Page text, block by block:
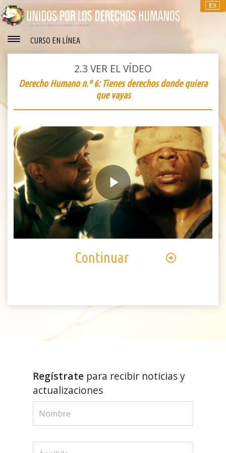
ES
CURSO EN LÍNEA
2.3 VER EL VÍDEO
Derecho Humano n.º 6: Tienes derechos donde quiera
que vayas
Play
Video
Continuar
Regístratepara recibir noticias y
actualizaciones